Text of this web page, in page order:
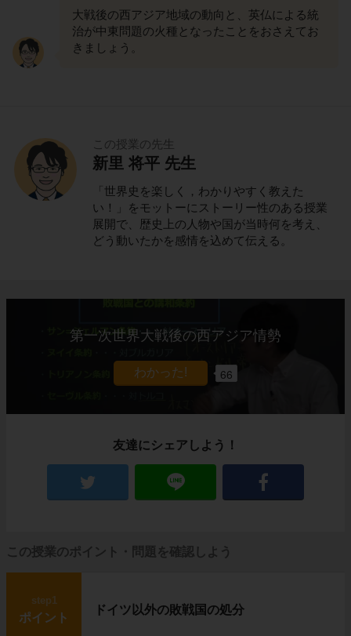
大戦後の西アジア地域の動向と、英仏による統
治が中東問題の火種となったことをおさえてお
きましょう。
この授業の先生
新里 将平 先生
「世界史を楽しく，わかりやすく教えた
い！」をモットーにストーリー性のある授業
展開で、歴史上の人物や国が当時何を考え、
どう動いたかを感情を込めて伝える。
第一次世界大戦後の西アジア情勢
66
友達にシェアしよう！
この授業のポイント・問題を確認しよう
step1
ポイント
ドイツ以外の敗戦国の処分